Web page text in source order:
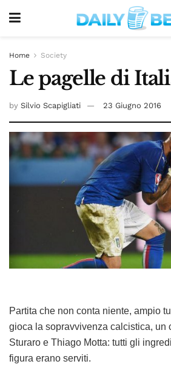
Home Society
Le pagelle di
by Silvio Scapigliati 23 Giugno 2016
Partita che non conta niente, ampio
gioca la sopravvivenza calcistica, un
Sturaro e Thiago Motta: tutti gli
figura erano serviti.